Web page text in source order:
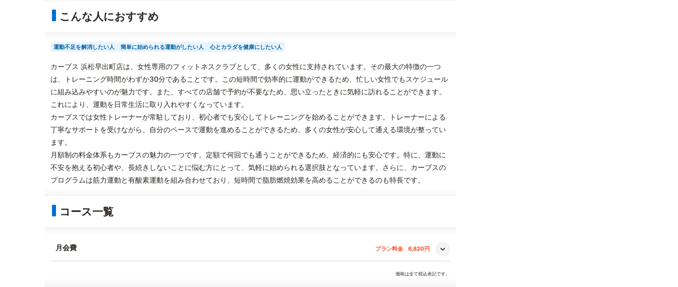
こんな人におすすめ
運動不足を解消したい人 簡単に始められる運動がしたい人 心とカラダを健康にしたい人
カーブス 浜松早出町店は、女性専用のフィットネスクラブとして、多くの女性に支持されています。その最大の特徴の一つ
は、トレーニング時間がわずか30分であることです。この短時間で効率的に運動ができるため、忙しい女性でもスケジュール
に組み込みやすいのが魅力です。また、すべての店舗で予約が不要なため、思い立ったときに気軽に訪れることができます。
これにより、運動を日常生活に取り入れやすくなっています。
カーブスでは女性トレーナーが常駐しており、初心者でも安心してトレーニングを始めることができます。トレーナーによる
丁寧なサポートを受けながら、自分のペースで運動を進めることができるため、多くの女性が安心して通える環境が整ってい
ます。
月額制の料金体系もカーブスの魅力の一つです。定額で何回でも通うことができるため、経済的にも安心です。特に、運動に
不安を抱える初心者や、長続きしないことに悩む方にとって、気軽に始められる選択肢となっています。さらに、カーブスの
プログラムは筋力運動と有酸素運動を組み合わせており、短時間で脂肪燃焼効果を高めることができるのも特長です。
コース一覧
月会費 プラン料金 6,820円
価格は全て税込表記です。